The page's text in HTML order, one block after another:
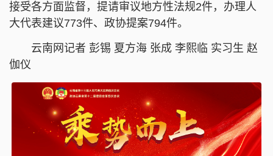
接受各方面监督，提请审议地方性法规2件，办理人
大代表建议773件、政协提案794件。
云南网记者 彭锡 夏方海 张成 李熙临 实习生 赵
伽仪